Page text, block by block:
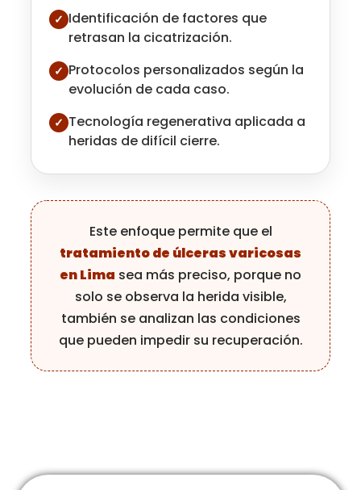
✓ Identificación de factores que
retrasan la cicatrización.
✓ Protocolos personalizados según la
evolución de cada caso.
✓ Tecnología regenerativa aplicada a
heridas de difícil cierre.
Este enfoque permite que el
tratamiento de úlceras varicosas
en Lima sea más preciso, porque no
solo se observa la herida visible,
también se analizan las condiciones
que pueden impedir su recuperación.